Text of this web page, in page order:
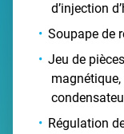
d’injection
Soupape de
Jeu de
magnétique,
Régulation